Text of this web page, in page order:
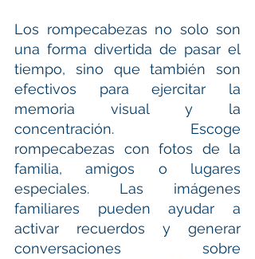
Los rompecabezas no solo son
una forma divertida de pasar el
tiempo, sino que también son
efectivos para ejercitar la
memoria visual y la
concentración. Escoge
rompecabezas con fotos de la
familia, amigos o lugares
especiales. Las imágenes
familiares pueden ayudar a
activar recuerdos y generar
conversaciones sobre